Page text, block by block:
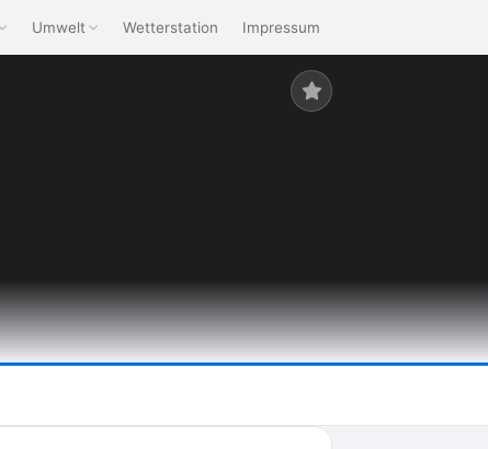
Umwelt Wetterstation Impressum